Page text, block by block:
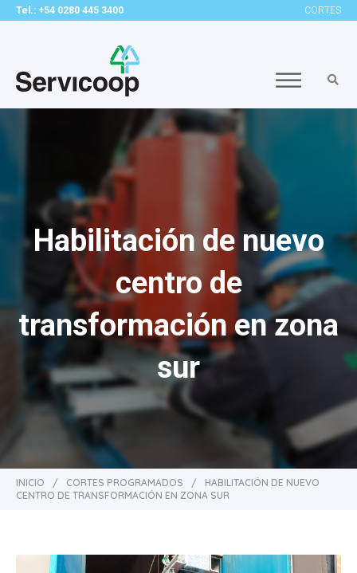
Tel.: +54 0280 445 3400 CORTES
Habilitación de nuevo
centro de
transformación en zona
sur
INICIO / CORTES PROGRAMADOS /
HABILITACIÓN DE NUEVO
CENTRO DE TRANSFORMACIÓN EN ZONA SUR